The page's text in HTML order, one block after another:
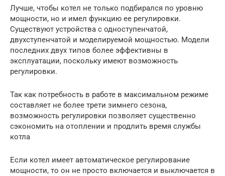
Лучше, чтобы котел не только подбирался по уровню
мощности, но и имел функцию ее регулировки.
Существуют устройства с одноступенчатой,
двухступенчатой и моделируемой мощностью. Модели
последних двух типов более эффективны в
эксплуатации, поскольку имеют возможность
регулировки.
Так как потребность в работе в максимальном режиме
составляет не более трети зимнего сезона,
возможность регулировки позволяет существенно
сэкономить на отоплении и продлить время службы
котла
Если котел имеет автоматическое регулирование
мощности, то он не просто включается и выключается в